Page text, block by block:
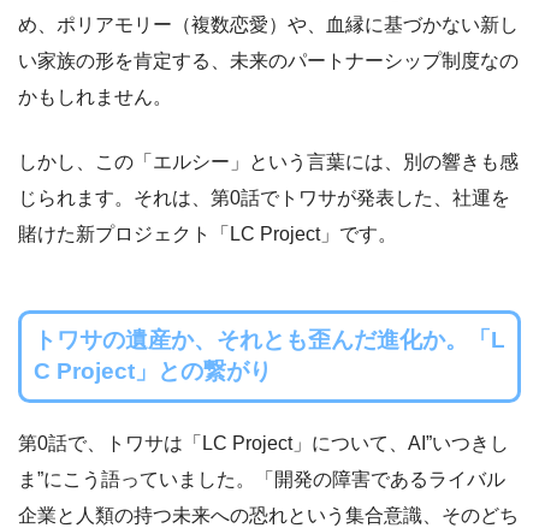
め、ポリアモリー（複数恋愛）や、血縁に基づかない新し
い家族の形を肯定する、未来のパートナーシップ制度なの
かもしれません。
しかし、この「エルシー」という言葉には、別の響きも感
じられます。それは、第0話でトワサが発表した、社運を
賭けた新プロジェクト「LC Project」です。
トワサの遺産か、それとも歪んだ進化か。「L
C Project」との繋がり
第0話で、トワサは「LC Project」について、AI”いつきし
ま”にこう語っていました。「開発の障害であるライバル
企業と人類の持つ未来への恐れという集合意識、そのどち